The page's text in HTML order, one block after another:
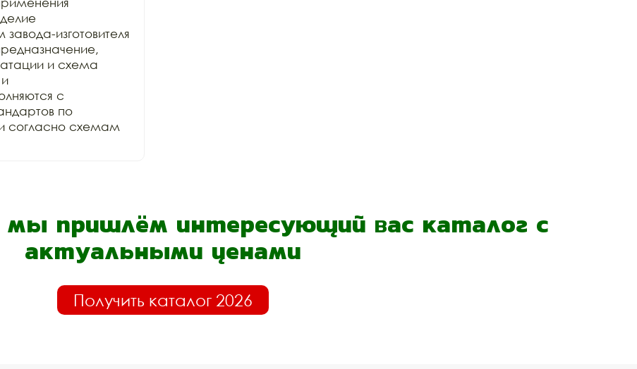
изготовителя
и схема
с
по
и согласно схемам
мы пришлём интересующий вас каталог с
актуальными ценами
Получить каталог 2026